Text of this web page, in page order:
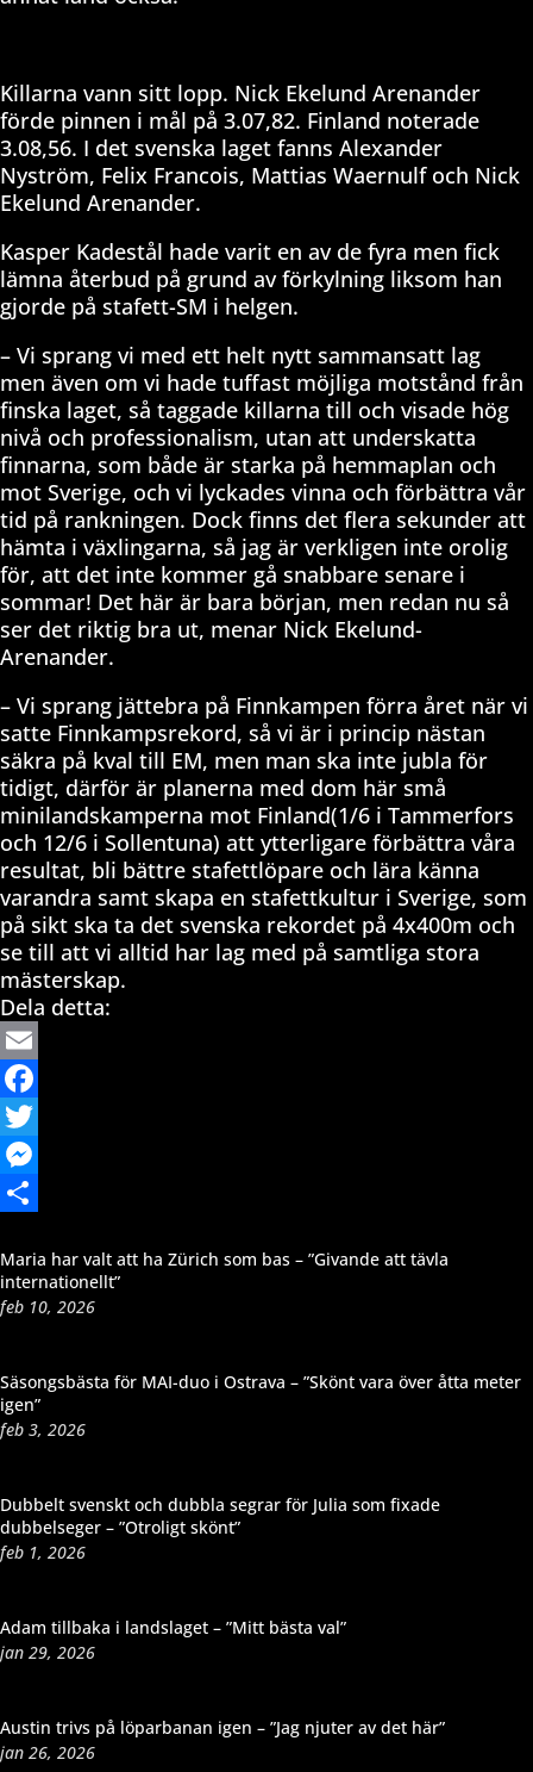
Killarna vann sitt lopp. Nick Ekelund Arenander
förde pinnen i mål på 3.07,82. Finland noterade
3.08,56. I det svenska laget fanns Alexander
Nyström, Felix Francois, Mattias Waernulf och Nick
Ekelund Arenander.
Kasper Kadestål hade varit en av de fyra men fick
lämna återbud på grund av förkylning liksom han
gjorde på stafett-SM i helgen.
– Vi sprang vi med ett helt nytt sammansatt lag
men även om vi hade tuffast möjliga motstånd från
finska laget, så taggade killarna till och visade hög
nivå och professionalism, utan att underskatta
finnarna, som både är starka på hemmaplan och
mot Sverige, och vi lyckades vinna och förbättra vår
tid på rankningen. Dock finns det flera sekunder att
hämta i växlingarna, så jag är verkligen inte orolig
för, att det inte kommer gå snabbare senare i
sommar! Det här är bara början, men redan nu så
ser det riktig bra ut, menar Nick Ekelund-
Arenander.
– Vi sprang jättebra på Finnkampen förra året när vi
satte Finnkampsrekord, så vi är i princip nästan
säkra på kval till EM, men man ska inte jubla för
tidigt, därför är planerna med dom här små
minilandskamperna mot Finland(1/6 i Tammerfors
och 12/6 i Sollentuna) att ytterligare förbättra våra
resultat, bli bättre stafettlöpare och lära känna
varandra samt skapa en stafettkultur i Sverige, som
på sikt ska ta det svenska rekordet på 4x400m och
se till att vi alltid har lag med på samtliga stora
mästerskap.
Dela detta:
Email
Facebook
Twitter
Messenger
Maria har valt att ha Zürich som bas – ”Givande att tävla
internationellt”
feb 10, 2026
Säsongsbästa för MAI-duo i Ostrava – ”Skönt vara över åtta meter
igen”
feb 3, 2026
Dubbelt svenskt och dubbla segrar för Julia som fixade
dubbelseger – ”Otroligt skönt”
feb 1, 2026
Adam tillbaka i landslaget – ”Mitt bästa val”
jan 29, 2026
Austin trivs på löparbanan igen – ”Jag njuter av det här”
jan 26, 2026